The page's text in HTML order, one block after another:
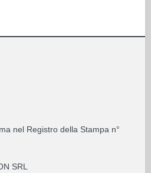
nel Registro della Stampa n°
SRL